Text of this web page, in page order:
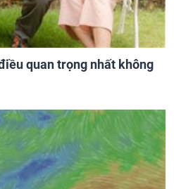
quan trọng nhất không